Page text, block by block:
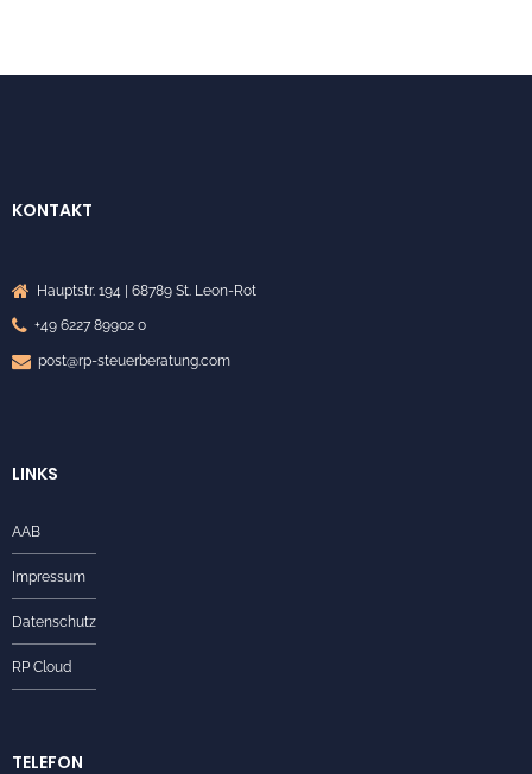
KONTAKT
Hauptstr. 194 | 68789 St. Leon-Rot
+49 6227 89902 0
post@rp-steuerberatung.com
LINKS
AAB
Impressum
Datenschutz
RP Cloud
TELEFON